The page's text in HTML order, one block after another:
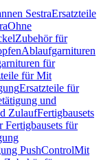
SestraErsatzteile
Ohne
Zubehör für
Ablaufgarnituren
für
für Mit
Ersatzteile für
und
ZulaufFertigbausets
Fertigbausets für
PushControlMit